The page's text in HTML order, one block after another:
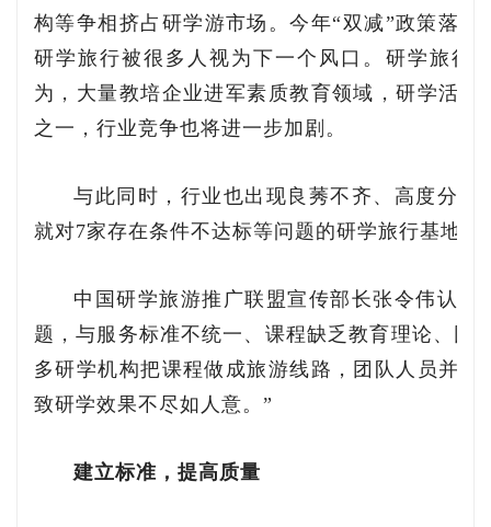
构等争相挤占研学游市场。今年“双减”政策落
研学旅行被很多人视为下一个风口。研学旅行
为，大量教培企业进军素质教育领域，研学活
之一，行业竞争也将进一步加剧。
与此同时，行业也出现良莠不齐、高度分散
就对7家存在条件不达标等问题的研学旅行基地进
中国研学旅游推广联盟宣传部长张令伟认为
题，与服务标准不统一、课程缺乏教育理论、团
多研学机构把课程做成旅游线路，团队人员并
致研学效果不尽如人意。”
建立标准，提高质量